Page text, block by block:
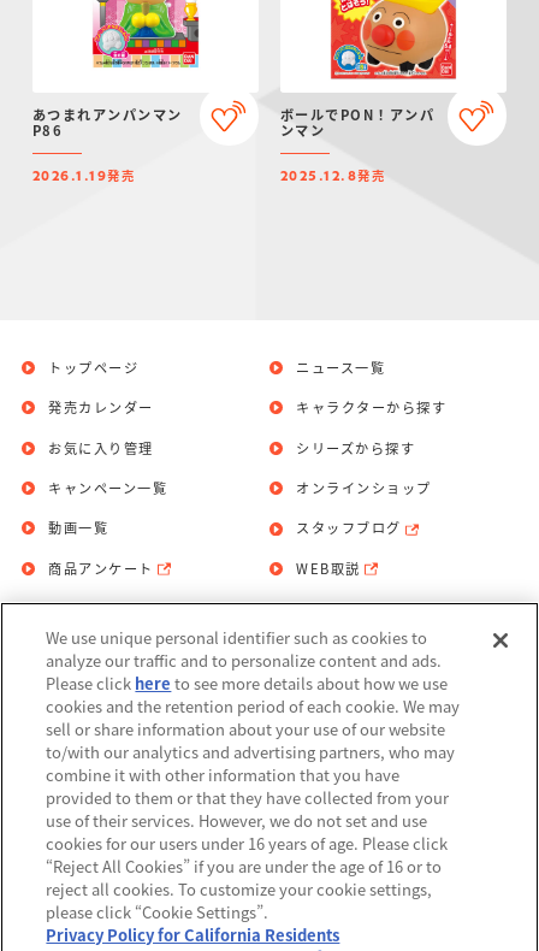
あつまれアンパンマン
P86
2026.1.19発売
ボールでPON！アンパ
ンマン
2025.12.8発売
トップページ
発売カレンダー
お気に入り管理
ニュース一覧
キャラクターから探す
シリーズから探す
キャンペーン一覧
動画一覧
商品アンケート
オンラインショップ
スタッフブログ
WEB取説
お問い合わせ 個人情報保護方針
利用規約
Do Not Sell or Share My Personal
Information
アレルギー情報
©BANDAI
We use unique personal identifier such as cookies to
analyze our traffic and to personalize content and ads.
Please click here to see more details about how we use
cookies and the retention period of each cookie. We may
sell or share information about your use of our website
to/with our analytics and advertising partners, who may
combine it with other information that you have
provided to them or that they have collected from your
use of their services. However, we do not set and use
cookies for our users under 16 years of age. Please click
“Reject All Cookies” if you are under the age of 16 or to
reject all cookies. To customize your cookie settings,
please click “Cookie Settings”.
Privacy Policy for California Residents